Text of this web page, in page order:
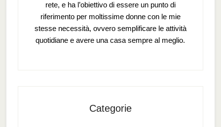
rete, e ha l’obiettivo di essere un punto di
riferimento per moltissime donne con le mie
stesse necessità, ovvero semplificare le attività
quotidiane e avere una casa sempre al meglio.
Categorie